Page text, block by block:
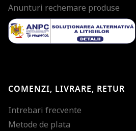
Anunturi rechemare produse
COMENZI, LIVRARE, RETUR
Intrebari frecvente
Metode de plata